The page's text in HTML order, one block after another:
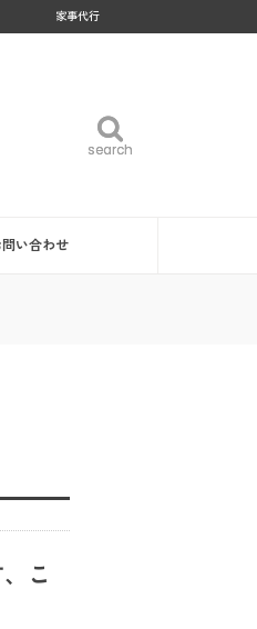
家事代行
search
search
問い合わせ
こ